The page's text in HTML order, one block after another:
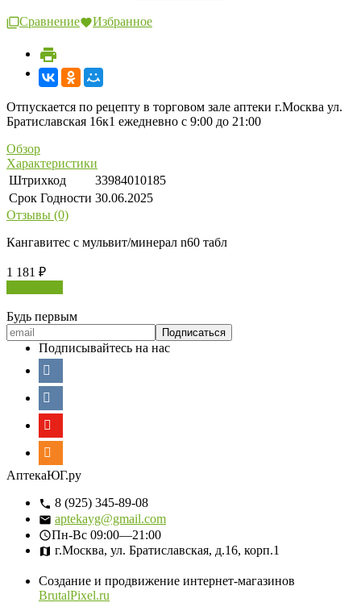
Сравнение Избранное
Отпускается по рецепту в торговом зале аптеки г.Москва ул.
Братиславская 16к1 ежедневно с 9:00 до 21:00
Обзор
Характеристики
Штрихкод
33984010185
Срок Годности 30.06.2025
Отзывы (0)
Кангавитес с мульвит/минерал n60 табл
1 181 ₽
Будь первым
Подписывайтесь на нас
АптекаЮГ.ру
8 (925) 345-89-08
aptekayg@gmail.com
Пн-Вс 09:00—21:00
г.Москва, ул. Братиславская, д.16, корп.1
Создание и продвижение интернет-магазинов
BrutalPixel.ru